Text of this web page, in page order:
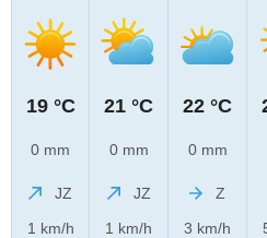
19 °C
0 mm
JZ
1 km/h
21 °C
0 mm
JZ
1 km/h
22 °C
0 mm
Z
3 km/h